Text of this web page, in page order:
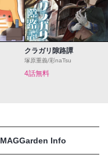
クラガリ隙路譚
塚原重義/彩naTsu
4話無料
MAGGarden Info